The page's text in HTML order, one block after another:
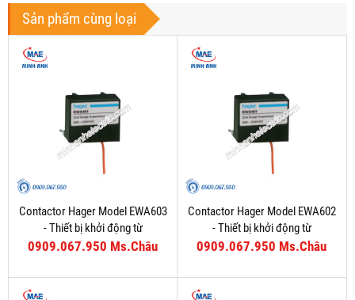
Sản phẩm cùng loại
Contactor Hager Model EWA603
- Thiết bị khởi động từ
0909.067.950 Ms.Châu
Contactor Hager Model EWA602
- Thiết bị khởi động từ
0909.067.950 Ms.Châu